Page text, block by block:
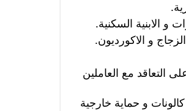
و الابنية السكنية.
و الاكورديون.
التعاقد مع العاملين
و حماية خارجية